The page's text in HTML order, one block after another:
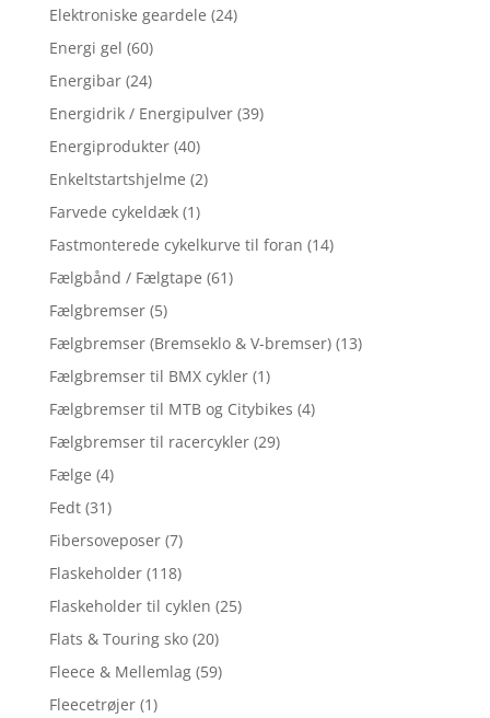
Elektroniske geardele (24)
Energi gel (60)
Energibar (24)
Energidrik / Energipulver (39)
Energiprodukter (40)
Enkeltstartshjelme (2)
Farvede cykeldæk (1)
Fastmonterede cykelkurve til foran (14)
Fælgbånd / Fælgtape (61)
Fælgbremser (5)
Fælgbremser (Bremseklo & V-bremser) (13)
Fælgbremser til BMX cykler (1)
Fælgbremser til MTB og Citybikes (4)
Fælgbremser til racercykler (29)
Fælge (4)
Fedt (31)
Fibersoveposer (7)
Flaskeholder (118)
Flaskeholder til cyklen (25)
Flats & Touring sko (20)
Fleece & Mellemlag (59)
Fleecetrøjer (1)